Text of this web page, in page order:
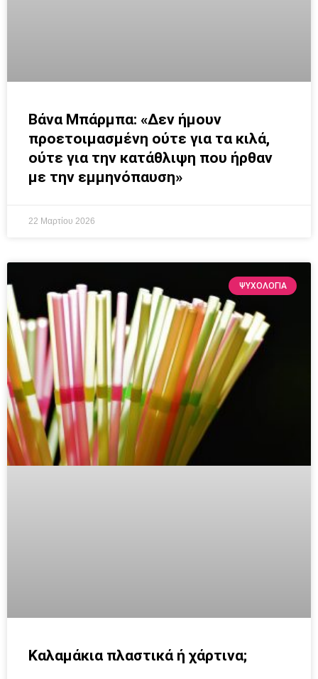
Βάνα Μπάρμπα: «Δεν ήμουν
προετοιμασμένη ούτε για τα κιλά,
ούτε για την κατάθλιψη που ήρθαν
με την εμμηνόπαυση»
22 Μαρτίου 2026
ΨΥΧΟΛΟΓΙΑ
Καλαμάκια πλαστικά ή χάρτινα;